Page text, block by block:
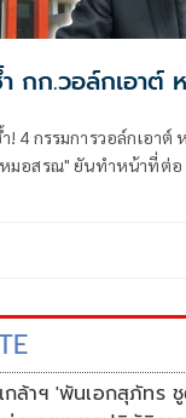
‘
! 4 กรรมการวอล์กเอา
มอสรณ" ยันทำหน้าที่ต่อ
กล้าฯ 'พันเอกสุภัทร